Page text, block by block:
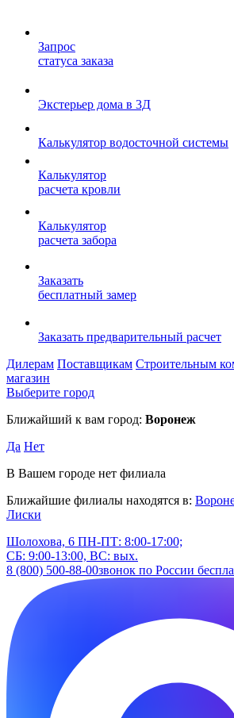
Запрос
статуса заказа
Экстерьер дома в 3Д
Калькулятор водосточной системы
Калькулятор
расчета кровли
Калькулятор
расчета забора
Заказать
бесплатный замер
Заказать предварительный расчет
Дилерам Поставщикам Строительным
магазин
Выберите город
Ближайший к вам город: Воронеж
Да Нет
В Вашем городе нет филиала
Ближайшие филиалы находятся в:
Лиски
Шолохова, 6 ПН-ПТ: 8:00-17:00;
СБ: 9:00-13:00, ВС: вых.
8 (800) 500-88-00звонок по России